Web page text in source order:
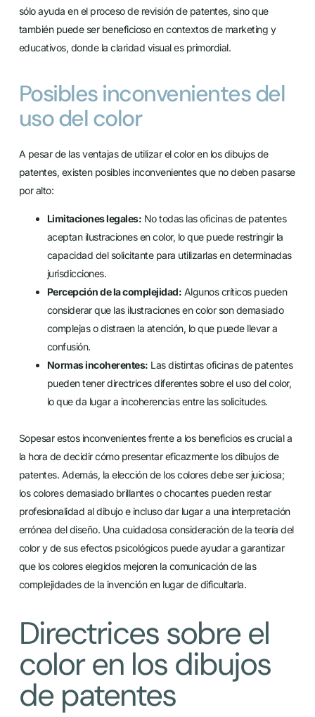
sólo ayuda en el proceso de revisión de patentes, sino que
también puede ser beneficioso en contextos de marketing y
educativos, donde la claridad visual es primordial.
Posibles inconvenientes del
uso del color
A pesar de las ventajas de utilizar el color en los dibujos de
patentes, existen posibles inconvenientes que no deben pasarse
por alto:
Limitaciones legales: No todas las oficinas de patentes
aceptan ilustraciones en color, lo que puede restringir la
capacidad del solicitante para utilizarlas en determinadas
jurisdicciones.
Percepción de la complejidad: Algunos críticos pueden
considerar que las ilustraciones en color son demasiado
complejas o distraen la atención, lo que puede llevar a
confusión.
Normas incoherentes: Las distintas oficinas de patentes
pueden tener directrices diferentes sobre el uso del color,
lo que da lugar a incoherencias entre las solicitudes.
Sopesar estos inconvenientes frente a los beneficios es crucial a
la hora de decidir cómo presentar eficazmente los dibujos de
patentes. Además, la elección de los colores debe ser juiciosa;
los colores demasiado brillantes o chocantes pueden restar
profesionalidad al dibujo e incluso dar lugar a una interpretación
errónea del diseño. Una cuidadosa consideración de la teoría del
color y de sus efectos psicológicos puede ayudar a garantizar
que los colores elegidos mejoren la comunicación de las
complejidades de la invención en lugar de dificultarla.
Directrices sobre el
color en los dibujos
de patentes